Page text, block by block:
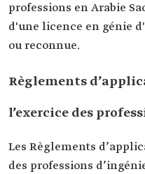
professions en Arabie
d'une licence en génie
ou reconnue.
Règlements
l’exercice des
Les Règlements
des professions